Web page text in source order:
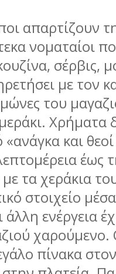
απαρτίζουν
νοµαταίοι
σέρβις,
µε τον
του
Χρήµατα
και
έως
τα χεράκια
στοιχείο
ενέργεια
χαρούµενο.
πίνακα